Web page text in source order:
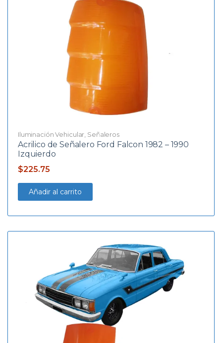
Iluminación Vehicular Señaleros
Acrilico de Señalero Ford Falcon 1982 – 1990
Izquierdo
$225.75
Añadir al carrito